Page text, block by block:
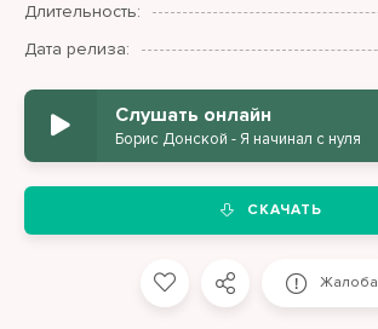
Длительность:
Дата релиза:
Слушать онлайн
Борис Донской - Я начинал с нуля
СКАЧАТЬ
Жалоба